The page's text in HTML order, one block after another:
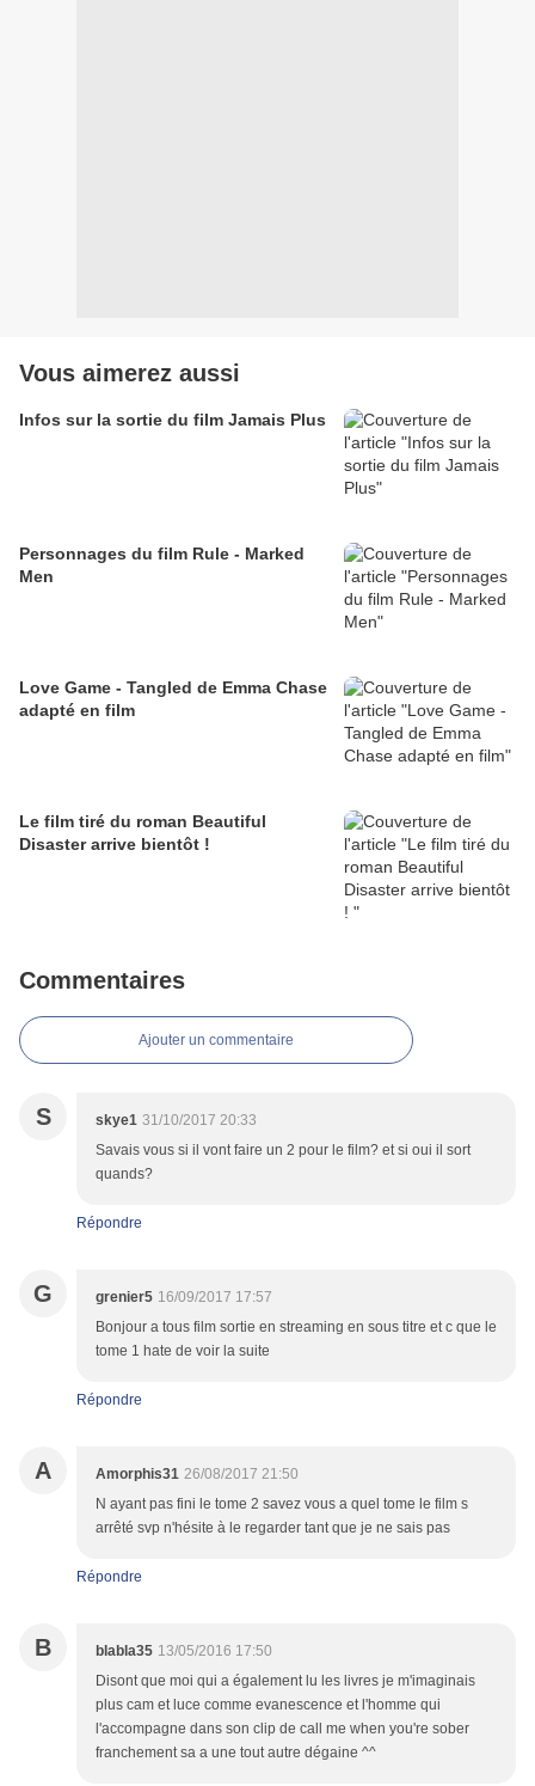
Vous aimerez aussi
Infos sur la sortie du film Jamais Plus
Personnages du film Rule - Marked
Men
Love Game - Tangled de Emma Chase
adapté en film
Le film tiré du roman Beautiful
Disaster arrive bientôt !
Commentaires
Ajouter un commentaire
S skye1 31/10/2017 20:33
Savais vous si il vont faire un 2 pour le film? et si oui il sort
quands?
Répondre
G grenier5 16/09/2017 17:57
Bonjour a tous film sortie en streaming en sous titre et c que le
tome 1 hate de voir la suite
Répondre
A Amorphis31 26/08/2017 21:50
N ayant pas fini le tome 2 savez vous a quel tome le film s
arrêté svp n'hésite à le regarder tant que je ne sais pas
Répondre
B blabla35 13/05/2016 17:50
Disont que moi qui a également lu les livres je m'imaginais
plus cam et luce comme evanescence et l'homme qui
l'accompagne dans son clip de call me when you're sober
franchement sa a une tout autre dégaine ^^